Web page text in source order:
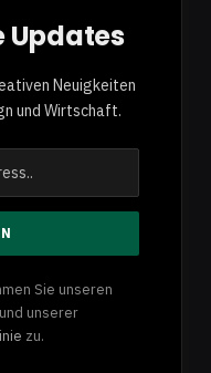
Updates
Neuigkeiten
und Wirtschaft.
Sie unseren
unserer
zu.